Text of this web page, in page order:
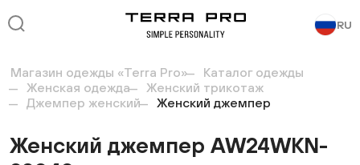
RU
Магазин одежды «Terra Pro»
Каталог одежды
Женская одежда
Женский трикотаж
Джемпер женский
Женский джемпер
Женский джемпер AW24WKN-